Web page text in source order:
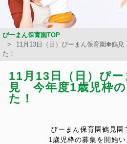
ぴーまん保育園TOP
11月13日（日）ぴーまん保育園✽鶴
た！
11月13日（日）ぴ
見 今年度1歳児枠
た！
ぴーまん保育園鶴見園
1歳児枠の募集を開始い